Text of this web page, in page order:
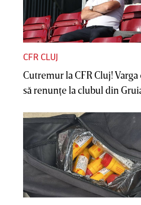
CFR CLUJ
Cutremur la CFR Cluj! Varga
să renunţe la clubul din